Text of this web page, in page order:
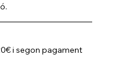
i segon pagament